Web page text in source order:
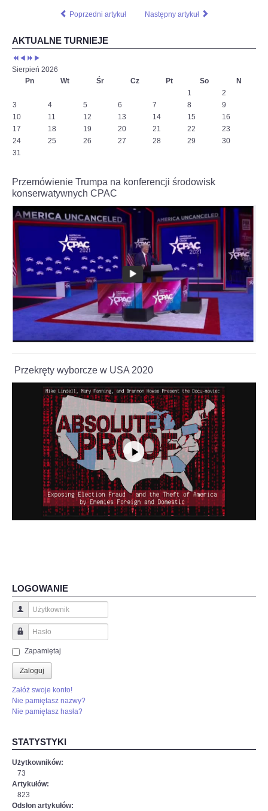
Poprzedni artykuł Następny artykuł
AKTUALNE TURNIEJE
Sierpień 2026
Pn
Wt Śr Cz Pt So
N
1
2
3
4 5 6 7 8
9
10
11 12 13 14 15
16
17
18 19 20 21 22
23
24
25 26 27 28 29
30
31
Przemówienie Trumpa na konferencji środowisk
konserwatywnych CPAC
Przekręty wyborcze w USA 2020
LOGOWANIE
Użytkownik
Hasło
Zapamiętaj
Zaloguj
Załóż swoje konto!
Nie pamiętasz nazwy?
Nie pamiętasz hasła?
STATYSTYKI
Użytkowników:
73
Artykułów:
823
Odsłon artykułów: